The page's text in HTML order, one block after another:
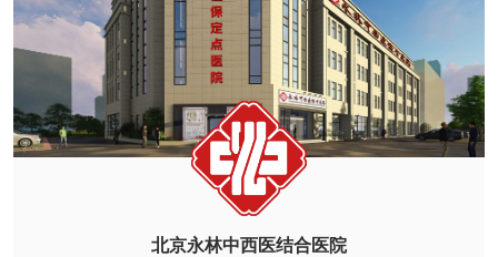
北京永林中西医结合医院